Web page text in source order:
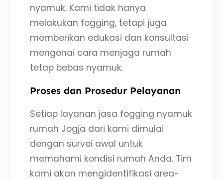
nyamuk. Kami tidak hanya
melakukan fogging, tetapi juga
memberikan edukasi dan konsultasi
mengenai cara menjaga rumah
tetap bebas nyamuk.
Proses dan Prosedur Pelayanan
Setiap layanan jasa fogging nyamuk
rumah Jogja dari kami dimulai
dengan survei awal untuk
memahami kondisi rumah Anda. Tim
kami akan mengidentifikasi area-